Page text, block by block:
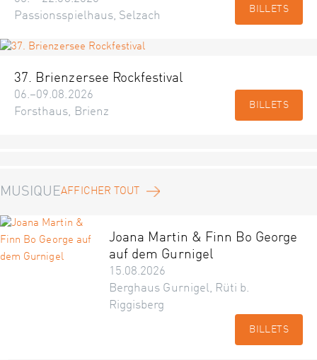
Passionsspielhaus, Selzach
BILLETS
37. Brienzersee Rockfestival
06.–09.08.2026
Forsthaus, Brienz
BILLETS
MUSIQUEAFFICHER TOUT
Joana Martin & Finn Bo George
auf dem Gurnigel
15.08.2026
Berghaus Gurnigel, Rüti b.
Riggisberg
BILLETS